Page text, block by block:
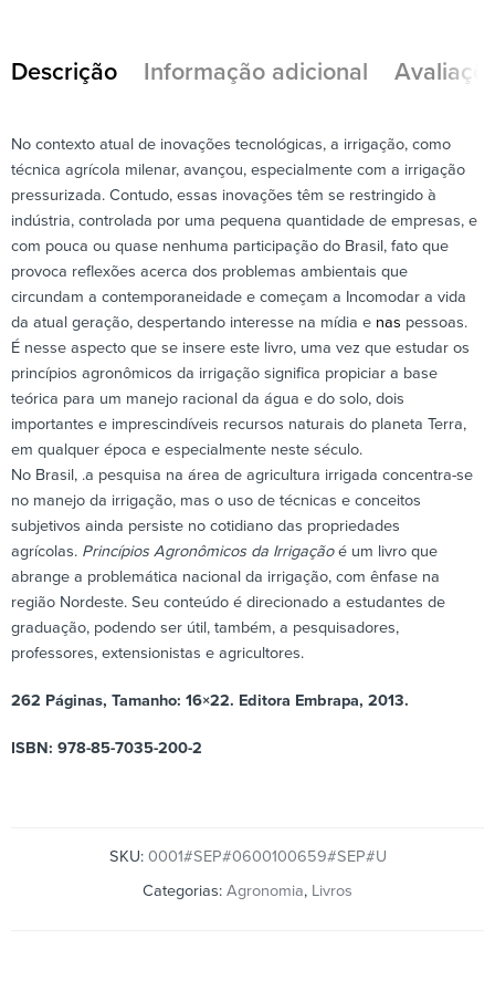
Descrição Informação adicional
No contexto atual de inovações tecnológicas, a irrigação, como
técnica agrícola milenar, avançou, especialmente com a irrigação
pressurizada. Contudo, essas inovações têm se restringido à
indústria, controlada por uma pequena quantidade de empresas, e
com pouca ou quase nenhuma participação do Brasil, fato que
provoca reflexões acerca dos problemas ambientais que
circundam a contemporaneidade e começam a Incomodar a vida
da atual geração, despertando interesse na mídia e nas pessoas.
É nesse aspecto que se insere este livro, uma vez que estudar os
princípios agronômicos da irrigação significa propiciar a base
teórica para um manejo racional da água e do solo, dois
importantes e imprescindíveis recursos naturais do planeta Terra,
em qualquer época e especialmente neste século.
No Brasil, .a pesquisa na área de agricultura irrigada concentra-se
no manejo da irrigação, mas o uso de técnicas e conceitos
subjetivos ainda persiste no cotidiano das propriedades
agrícolas. Princípios Agronômicos da Irrigaçãoé um livro que
abrange a problemática nacional da irrigação, com ênfase na
região Nordeste. Seu conteúdo é direcionado a estudantes de
graduação, podendo ser útil, também, a pesquisadores,
professores, extensionistas e agricultores.
262 Páginas, Tamanho: 16×22. Editora Embrapa, 2013.
ISBN: 978-85-7035-200-2
SKU: 0001#SEP#0600100659#SEP#U
Categorias: Agronomia, Livros